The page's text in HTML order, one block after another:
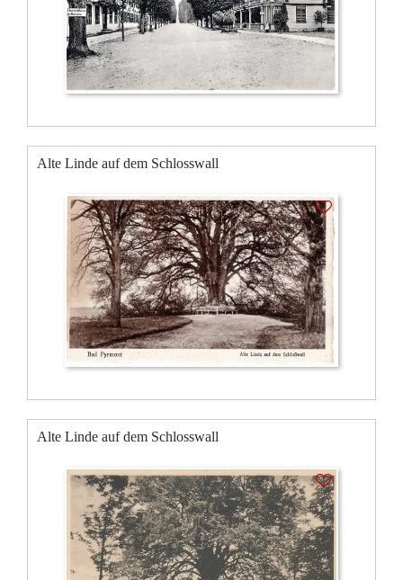
Alte Linde auf dem Schlosswall
Alte Linde auf dem Schlosswall